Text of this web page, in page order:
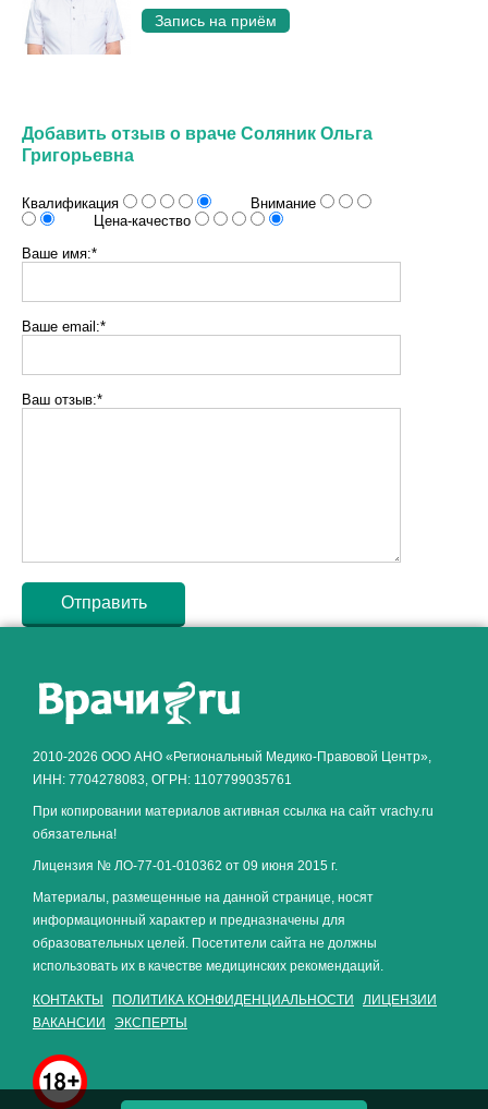
Запись на приём
Добавить отзыв о враче Соляник Ольга
Григорьевна
Квалификация
Внимание
Цена-качество
Ваше имя:*
Ваше email:*
Ваш отзыв:*
2010-2026 ООО АНО «Региональный Медико-Правовой Центр»,
ИНН: 7704278083, ОГРН: 1107799035761
При копировании материалов активная ссылка на сайт vrachy.ru
обязательна!
Лицензия № ЛО-77-01-010362 от 09 июня 2015 г.
Материалы, размещенные на данной странице, носят
информационный характер и предназначены для
образовательных целей. Посетители сайта не должны
использовать их в качестве медицинских рекомендаций.
КОНТАКТЫ ПОЛИТИКА КОНФИДЕНЦИАЛЬНОСТИ
ЛИЦЕНЗИИ
ВАКАНСИИ
ЭКСПЕРТЫ